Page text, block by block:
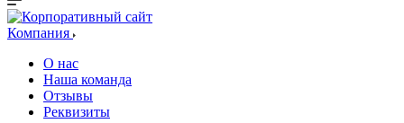
Компания
О нас
Наша команда
Отзывы
Реквизиты